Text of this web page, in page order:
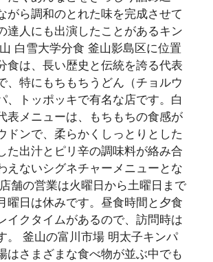
がら調和のとれた味を完成させて
達人にも出演したことがあるキン
白雪大学分食 釜山影島区に位置
食は、長い歴史と伝統を誇る代表
、特にもちもちうどん（チョルウ
、トッポッキで有名な店です。白
表メニューは、もちもちの食感が
ドンで、柔らかくしっとりとした
た出汁とピリ辛の調味料が絡み合
えないシグネチャーメニューとな
舗の営業は火曜日から土曜日まで
曜日は休みです。昼食時間と夕食
イクタイムがあるので、訪問時は
。 釜山の富川市場 明太子キンパ
はさまざまな食べ物が並ぶ中でも